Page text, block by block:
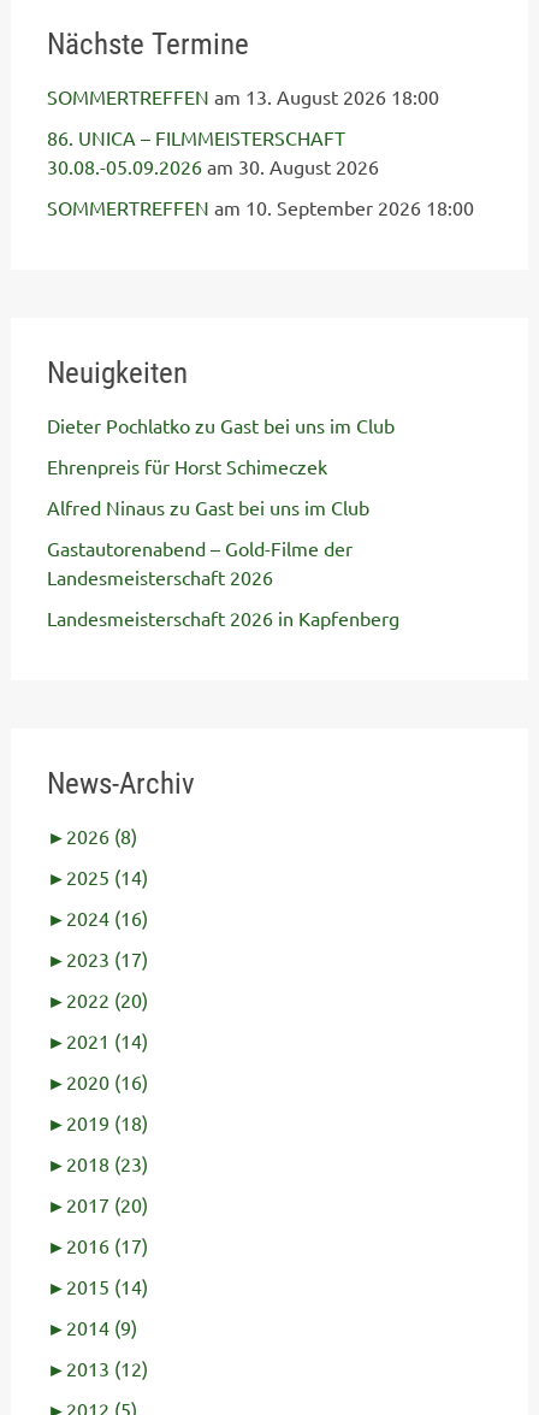
Nächste Termine
SOMMERTREFFEN am 13. August 2026 18:00
86. UNICA – FILMMEISTERSCHAFT
30.08.-05.09.2026am 30. August 2026
SOMMERTREFFEN am 10. September 2026 18:00
Neuigkeiten
Dieter Pochlatko zu Gast bei uns im Club
Ehrenpreis für Horst Schimeczek
Alfred Ninaus zu Gast bei uns im Club
Gastautorenabend – Gold-Filme der
Landesmeisterschaft 2026
Landesmeisterschaft 2026 in Kapfenberg
News-Archiv
► 2026 (8)
► 2025 (14)
► 2024 (16)
► 2023 (17)
► 2022 (20)
► 2021 (14)
► 2020 (16)
► 2019 (18)
► 2018 (23)
► 2017 (20)
► 2016 (17)
► 2015 (14)
► 2014 (9)
► 2013 (12)
► 2012 (5)